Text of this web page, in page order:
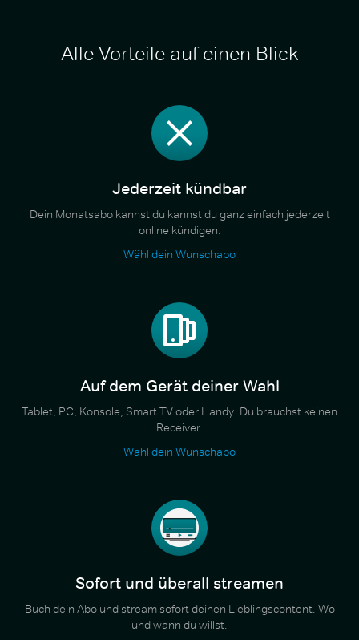
Alle Vorteile auf einen Blick
Jederzeit kündbar
Dein Monatsabo kannst du kannst du ganz einfach jederzeit
online kündigen.
Wähl dein Wunschabo
Auf dem Gerät deiner Wahl
Tablet, PC, Konsole, Smart TV oder Handy. Du brauchst keinen
Receiver.
Wähl dein Wunschabo
Sofort und überall streamen
Buch dein Abo und stream sofort deinen Lieblingscontent. Wo
und wann du willst.